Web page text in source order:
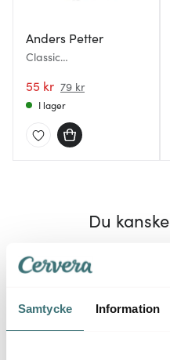
Samtycke Information
Anders Petter
Classic
pack grå
55 kr 79 kr
I lager
Du